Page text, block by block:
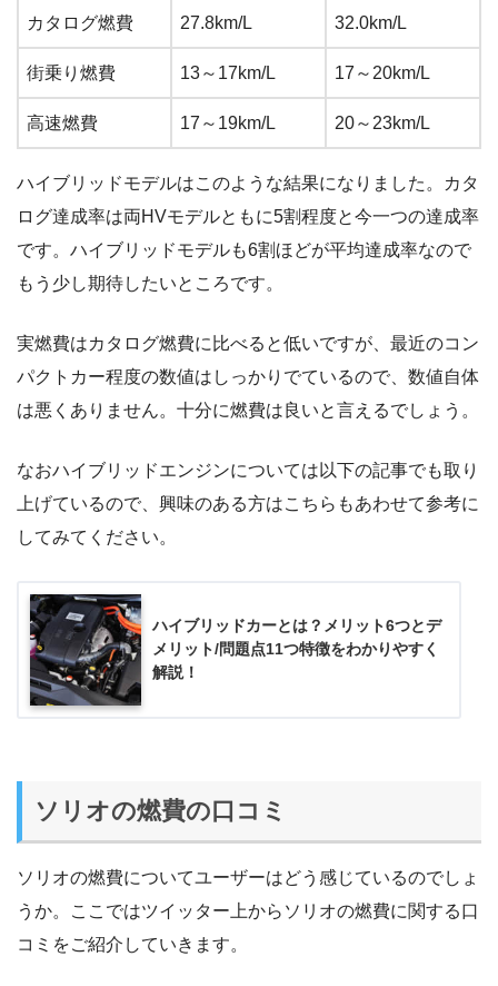
カタログ燃費 27.8km/L 32.0km/L
街乗り燃費 13～17km/L 17～20km/L
高速燃費 17～19km/L 20～23km/L
ハイブリッドモデルはこのような結果になりました。カタ
ログ達成率は両HVモデルともに5割程度と今一つの達成率
です。ハイブリッドモデルも6割ほどが平均達成率なので
もう少し期待したいところです。
実燃費はカタログ燃費に比べると低いですが、最近のコン
パクトカー程度の数値はしっかりでているので、数値自体
は悪くありません。十分に燃費は良いと言えるでしょう。
なおハイブリッドエンジンについては以下の記事でも取り
上げているので、興味のある方はこちらもあわせて参考に
してみてください。
ハイブリッドカーとは？メリット6つとデ
メリット/問題点11つ特徴をわかりやすく
解説！
ソリオの燃費の口コミ
ソリオの燃費についてユーザーはどう感じているのでしょ
うか。ここではツイッター上からソリオの燃費に関する口
コミをご紹介していきます。